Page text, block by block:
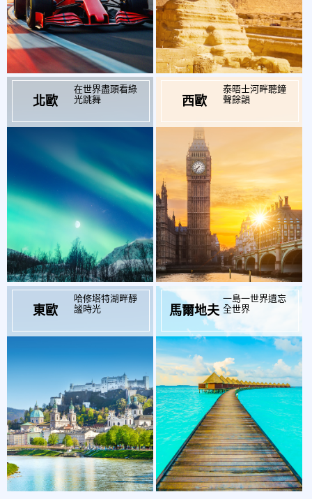
北歐
在世界盡頭看綠
光跳舞
$134,900
西歐
泰晤士河畔聽鐘
聲餘韻
$147,900
東歐
哈修塔特湖畔靜
謐時光
$71,900
馬爾地夫
一島一世界遺忘
全世界
$72,900 起